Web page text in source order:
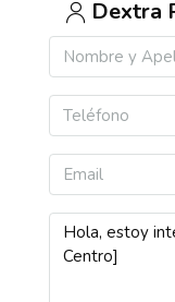
Dextra